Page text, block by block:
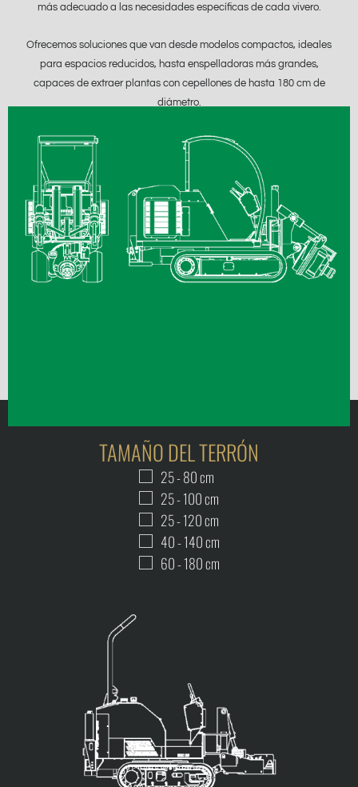
más adecuado a las necesidades específicas de cada vivero.
Ofrecemos soluciones que van desde modelos compactos, ideales
para espacios reducidos, hasta enspelladoras más grandes,
capaces de extraer plantas con cepellones de hasta 180 cm de
diámetro.
TAMAÑO DEL TERRÓN
25 - 80 cm
25 - 100 cm
25 - 120 cm
40 - 140 cm
60 - 180 cm